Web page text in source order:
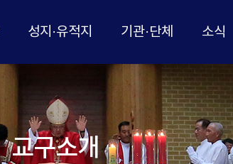
성지·유적지 기관·단체 소식
교구소개